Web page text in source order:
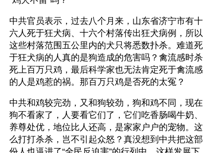
中共官员表示，过去八个月来，山东省济宁市有十
六人死于狂犬病、十六个村落传出狂犬病例，所以
这些村落范围五公里内的犬只将悉数扑杀。难道死
于狂犬病的人真的是狗造成的危害吗？禽流感时杀
死上百万只鸡，最后科学家也无法肯定死于禽流感
的人是鸡惹的祸。那百万只鸡是否死的太冤？
中共和鸡较完劲，又和狗较劲，狗和鸡不同，现在
狗不看家了，人要看它们了，它们吃香肠喝牛奶、
养尊处优，地位比人还高，是家家户户的宠物。这
么打打杀杀，岂不引起众怒？真没想到中共把这部